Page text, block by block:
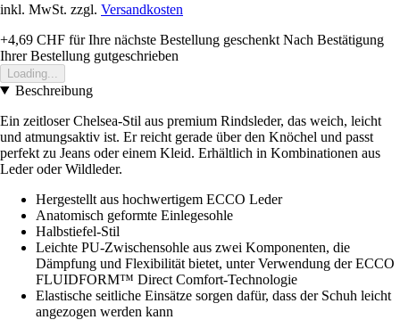
inkl. MwSt. zzgl. Versandkosten
+4,69 CHF für Ihre nächste Bestellung geschenkt Nach Bestätigung
Ihrer Bestellung gutgeschrieben
Loading...
Beschreibung
Ein zeitloser Chelsea-Stil aus premium Rindsleder, das weich, leicht
und atmungsaktiv ist. Er reicht gerade über den Knöchel und passt
perfekt zu Jeans oder einem Kleid. Erhältlich in Kombinationen aus
Leder oder Wildleder.
Hergestellt aus hochwertigem ECCO Leder
Anatomisch geformte Einlegesohle
Halbstiefel-Stil
Leichte PU-Zwischensohle aus zwei Komponenten, die
Dämpfung und Flexibilität bietet, unter Verwendung der ECCO
FLUIDFORM™ Direct Comfort-Technologie
Elastische seitliche Einsätze sorgen dafür, dass der Schuh leicht
angezogen werden kann